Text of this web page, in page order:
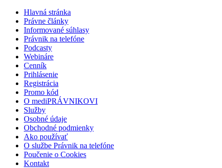
Hlavná stránka
Právne články
Informované súhlasy
Právnik na telefóne
Podcasty
Webináre
Cenník
Prihlásenie
Registrácia
Promo kód
O mediPRÁVNIKOVI
Služby
Osobné údaje
Obchodné podmienky
Ako používať
O službe Právnik na telefóne
Poučenie o Cookies
Kontakt